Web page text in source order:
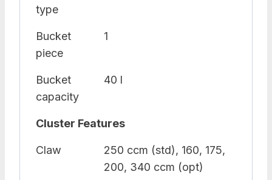
type
Bucket
piece
1
Bucket
capacity
40 l
Cluster Features
Claw
250 ccm (std), 160, 175,
200, 340 ccm (opt)